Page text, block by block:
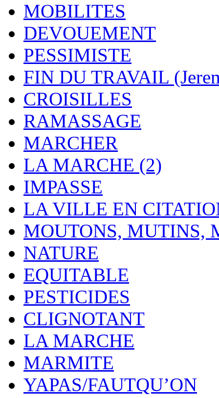
MOBILITES
DEVOUEMENT
PESSIMISTE
FIN DU TRAVAIL
CROISILLES
RAMASSAGE
MARCHER
LA MARCHE (2)
IMPASSE
LA VILLE EN
MOUTONS, MUTINS,
NATURE
EQUITABLE
PESTICIDES
CLIGNOTANT
LA MARCHE
MARMITE
YAPAS/FAUTQU’ON